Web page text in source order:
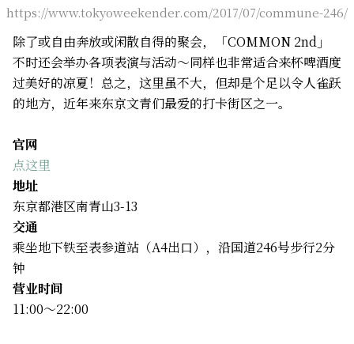
https://www.tokyoweekender.com/2017/07/commune-246/
除了或自由奔放或闲散自得的聚会，「COMMON 2nd」
不时还会举办各项表演与活动～同样也非常适合来杯啤酒度
过美好的凉夏！总之，这里虽不大，但却是个足以令人雀跃
的地方，近年来东京文青们最爱的打卡街区之一。
官网
点这里
地址
东京都港区南青山3-13
交通
乘坐地下铁至表参道站（A4出口），沿国道246号步行2分
钟
营业时间
11:00～22:00